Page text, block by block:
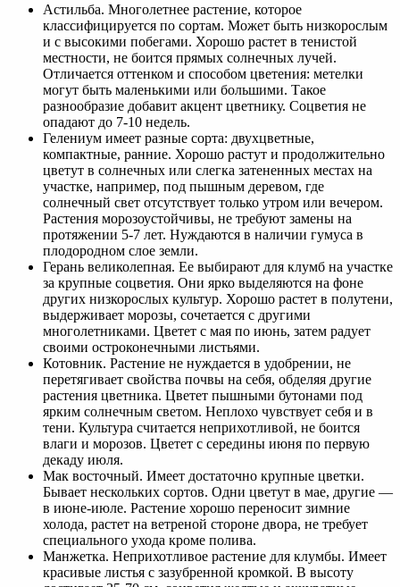
Астильба. Многолетнее растение, которое
классифицируется по сортам. Может быть низкорослым
и с высокими побегами. Хорошо растет в тенистой
местности, не боится прямых солнечных лучей.
Отличается оттенком и способом цветения: метелки
могут быть маленькими или большими. Такое
разнообразие добавит акцент цветнику. Соцветия не
опадают до 7-10 недель.
Гелениум имеет разные сорта: двухцветные,
компактные, ранние. Хорошо растут и продолжительно
цветут в солнечных или слегка затененных местах на
участке, например, под пышным деревом, где
солнечный свет отсутствует только утром или вечером.
Растения морозоустойчивы, не требуют замены на
протяжении 5-7 лет. Нуждаются в наличии гумуса в
плодородном слое земли.
Герань великолепная. Ее выбирают для клумб на участке
за крупные соцветия. Они ярко выделяются на фоне
других низкорослых культур. Хорошо растет в полутени,
выдерживает морозы, сочетается с другими
многолетниками. Цветет с мая по июнь, затем радует
своими остроконечными листьями.
Котовник. Растение не нуждается в удобрении, не
перетягивает свойства почвы на себя, обделяя другие
растения цветника. Цветет пышными бутонами под
ярким солнечным светом. Неплохо чувствует себя и в
тени. Культура считается неприхотливой, не боится
влаги и морозов. Цветет с середины июня по первую
декаду июля.
Мак восточный. Имеет достаточно крупные цветки.
Бывает нескольких сортов. Одни цветут в мае, другие —
в июне-июле. Растение хорошо переносит зимние
холода, растет на ветреной стороне двора, не требует
специального ухода кроме полива.
Манжетка. Неприхотливое растение для клумбы. Имеет
красивые листья с зазубренной кромкой. В высоту